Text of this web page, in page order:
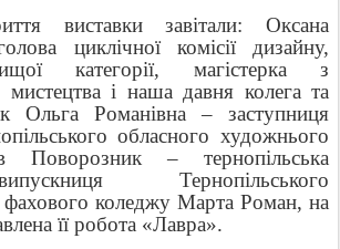
виставки завітали: Оксана
циклічної комісії дизайну,
категорії, магістерка з
мистецтва і наша давня колега та
Ольга Романівна – заступниця
обласного художнього
– тернопільська
Тернопільського
фахового коледжу Марта Роман, на
її робота «Лавра».